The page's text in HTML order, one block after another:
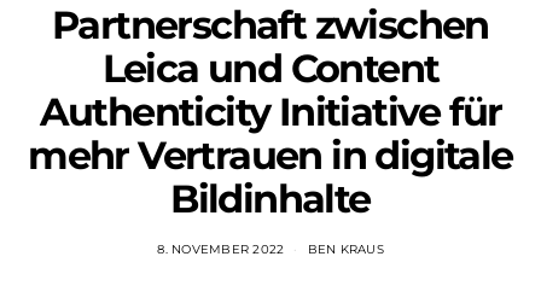
Partnerschaft zwischen
Leica und Content
Authenticity Initiative für
mehr Vertrauen in digitale
Bildinhalte
8. NOVEMBER 2022 BEN KRAUS